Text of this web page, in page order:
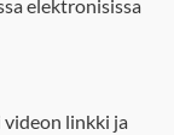
elektronisissa
videon linkki ja